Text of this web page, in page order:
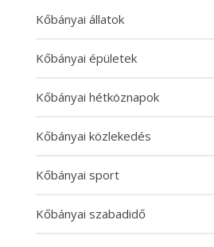
Kőbányai állatok
Kőbányai épületek
Kőbányai hétköznapok
Kőbányai közlekedés
Kőbányai sport
Kőbányai szabadidő